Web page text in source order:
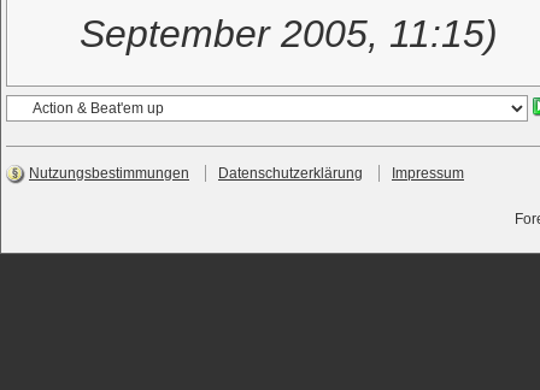
September 2005, 11:15)
Nutzungsbestimmungen Datenschutzerklärung Impressum